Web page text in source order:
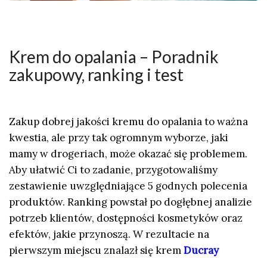
Krem do opalania – Poradnik
zakupowy, ranking i test
Zakup dobrej jakości kremu do opalania to ważna
kwestia, ale przy tak ogromnym wyborze, jaki
mamy w drogeriach, może okazać się problemem.
Aby ułatwić Ci to zadanie, przygotowaliśmy
zestawienie uwzględniające 5 godnych polecenia
produktów. Ranking powstał po dogłębnej analizie
potrzeb klientów, dostępności kosmetyków oraz
efektów, jakie przynoszą. W rezultacie na
pierwszym miejscu znalazł się kremDucray